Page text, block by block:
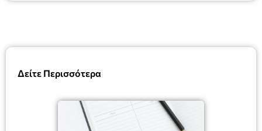
Δείτε Περισσότερα